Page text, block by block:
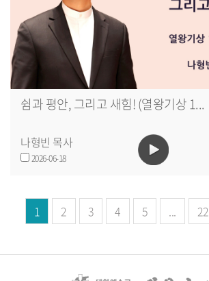
쉼과 평안, 그리고 새힘! (열왕기상 1...
나형빈 목사
2026-06-18
1 2 3 4 5 ... 22